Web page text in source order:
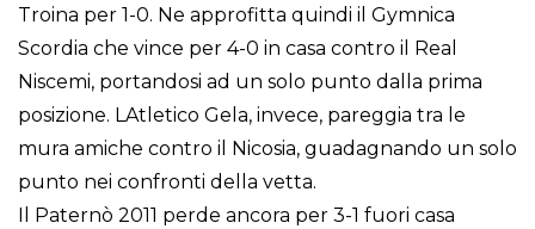
Troina per 1-0. Ne approfitta quindi il Gymnica
Scordia che vince per 4-0 in casa contro il Real
Niscemi, portandosi ad un solo punto dalla prima
posizione. LAtletico Gela, invece, pareggia tra le
mura amiche contro il Nicosia, guadagnando un solo
punto nei confronti della vetta.
Il Paternò 2011 perde ancora per 3-1 fuori casa